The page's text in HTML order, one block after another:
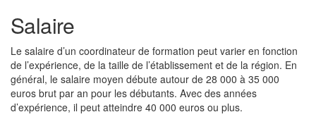
Salaire
Le salaire d’un coordinateur de formation peut varier en fonction
de l’expérience, de la taille de l’établissement et de la région. En
général, le salaire moyen débute autour de 28 000 à 35 000
euros brut par an pour les débutants. Avec des années
d’expérience, il peut atteindre 40 000 euros ou plus.